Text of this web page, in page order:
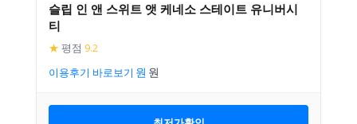
슬립 인 앤 스위트 앳 케네소 스테이트 유니버시
티
★ 평점 9.2
이용후기 바로보기